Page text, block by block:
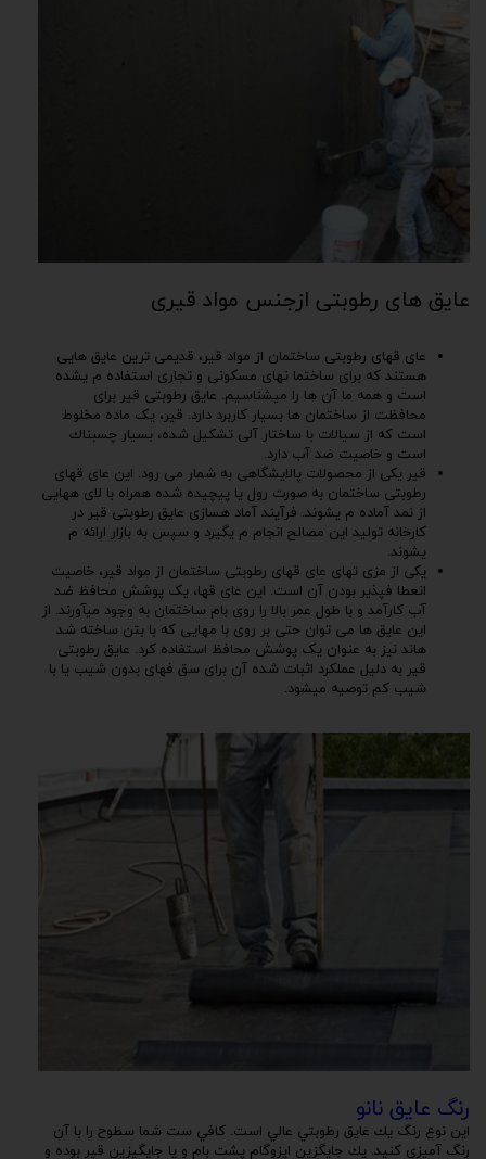
عایق های رطوبتی ازجنس مواد قیری
عای قهای رطوبتی ساختمان از مواد قیر، قدیمی ترین عایق هایی
هستند که برای ساختما نهای مسکونی و تجاری استفاده م یشده
است و همه ما آن ها را میشناسیم. عایق رطوبتی قیر برای
محافظت از ساختمان ها بسیار کاربرد دارد. قیر، یک ماده مخلوط
است که از سیالات با ساختار آلی تشکیل شده، بسیار چسبناك
است و خاصیت ضد آب دارد.
قیر یکی از محصولات پالایشگاهی به شمار می رود. این عای قهای
رطوبتی ساختمان به صورت رول یا پیچیده شده همراه با لای ههایی
از نمد آماده م یشوند. فرآیند آماد هسازی عایق رطوبتی قیر در
کارخانه تولید این مصالح انجام م یگیرد و سپس به بازار ارائه م
یشوند.
یکی از مزی تهای عای قهای رطوبتی ساختمان از مواد قیر، خاصیت
انعطا فپذیر بودن آن است. این عای قها، یک پوشش محافظ ضد
آب کارآمد و با طول عمر بالا را روی بام ساختمان به وجود میآورند. از
این عایق ها می توان حتی بر روی با مهایی که با بتن ساخته شد
هاند نیز به عنوان یک پوشش محافظ استفاده کرد. عایق رطوبتی
قیر به دلیل عملکرد اثبات شده آن برای سق فهای بدون شیب یا با
شیب کم توصیه میشود.
رنگ عایق نانو
اين نوع رنگ يك عايق رطوبتي عالي است. كافي ست شما سطوح را با آن
رنگ آميزي كنيد. يك جايگزين ايزوگام پشت بام و يا جايگيزين قير بوده و